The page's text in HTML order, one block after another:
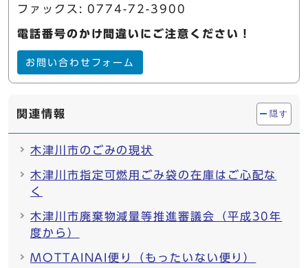
ファックス: 0774-72-3900
電話番号のかけ間違いにご注意ください！
お問い合わせフォーム
関連情報 隠す
木津川市のごみの現状
木津川市指定可燃用ごみ袋の在庫はご心配な
く
木津川市廃棄物減量等推進審議会（平成30年
度から）
MOTTAINAI便り（もったいない便り）